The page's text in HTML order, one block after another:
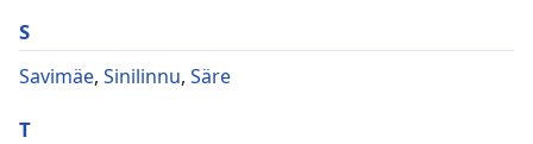
S
Savimäe, Sinilinnu, Säre
T